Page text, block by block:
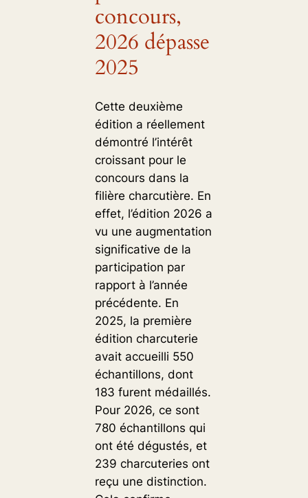
concours,
2026 dépasse
2025
Cette deuxième
édition a réellement
démontré l’intérêt
croissant pour le
concours dans la
filière charcutière. En
effet, l’édition 2026 a
vu une augmentation
significative de la
participation par
rapport à l’année
précédente. En
2025, la première
édition charcuterie
avait accueilli 550
échantillons, dont
183 furent médaillés.
Pour 2026, ce sont
780 échantillons qui
ont été dégustés, et
239 charcuteries ont
reçu une distinction.